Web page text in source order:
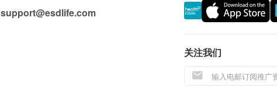
support@esdlife.com
关注我们